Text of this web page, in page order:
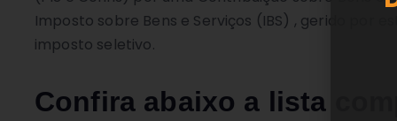
Imposto sobre Bens e Serviços (IBS) , gerido por
imposto seletivo.
Confira abaixo a lista